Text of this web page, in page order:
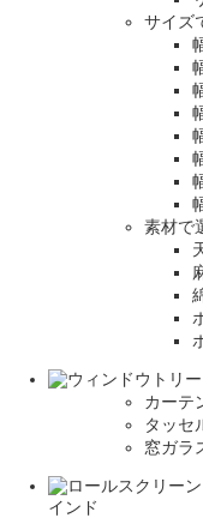
サイズ
素材で
カーテ
タッセ
窓ガラ
インド